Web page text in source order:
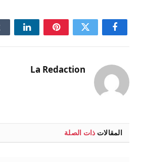
فيسبوكتويتر بينتيريستلينكدإن
La Redaction
المقالات ذات الصلة